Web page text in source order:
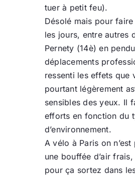
tuer à petit feu).
Désolé mais pour
les jours, entre autres
Pernety (14è) en
déplacements
ressenti les effets que
pourtant légèrement
sensibles des yeux. Il
efforts en fonction du
d’environnement.
A vélo à Paris on
une bouffée d’air
pour ça sortez dans